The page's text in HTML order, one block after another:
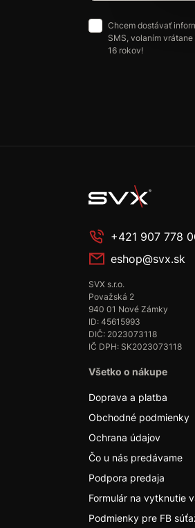
Chcem dostávať
SMS, volaním
16 rokov!
+421 907 778
eshop@svx.sk
SVX s.r.o.
Považská 2
940 01 Nové Zámky
ID: 45615993
DIČ: 2023073118
IČ DPH: SK2023073118
Všetko o nákupe
Doprava a platba
Obchodné podmienky
Ochrana údajov
Čo u nás predávame
Podpora predaja
Formulár na vytknutie
Podmienky pre FB